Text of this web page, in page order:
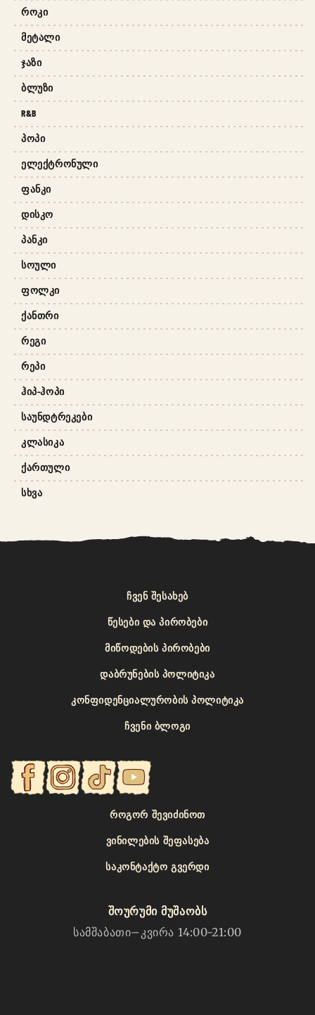
ᲠᲝᲙᲘ
ᲛᲔᲢᲐᲚᲘ
ᲯᲐᲖᲘ
ᲑᲚᲣᲖᲘ
R&B
ᲞᲝᲞᲘ
ᲔᲚᲔᲥᲢᲠᲝᲜᲣᲚᲘ
ᲤᲐᲜᲙᲘ
ᲓᲘᲡᲙᲝ
ᲞᲐᲜᲙᲘ
ᲡᲝᲣᲚᲘ
ᲤᲝᲚᲙᲘ
ᲥᲐᲜᲗᲠᲘ
ᲠᲔᲒᲘ
ᲠᲔᲞᲘ
ᲰᲘᲞ-ᲰᲝᲞᲘ
ᲡᲐᲣᲜᲓᲢᲠᲔᲙᲔᲑᲘ
ᲙᲚᲐᲡᲘᲙᲐ
ᲥᲐᲠᲗᲣᲚᲘ
ᲡᲮᲕᲐ
ᲩᲕᲔᲜ ᲨᲔᲡᲐᲮᲔᲑ
ᲬᲔᲡᲔᲑᲘ ᲓᲐ ᲞᲘᲠᲝᲑᲔᲑᲘ
ᲛᲘᲬᲝᲓᲔᲑᲘᲡ ᲞᲘᲠᲝᲑᲔᲑᲘ
ᲓᲐᲑᲠᲣᲜᲔᲑᲘᲡ ᲞᲝᲚᲘᲢᲘᲙᲐ
ᲙᲝᲜᲤᲘᲓᲔᲜᲪᲘᲐᲚᲣᲠᲝᲑᲘᲡ ᲞᲝᲚᲘᲢᲘᲙᲐ
ᲩᲕᲔᲜᲘ ᲑᲚᲝᲒᲘ
ᲠᲝᲒᲝᲠ ᲨᲔᲕᲘᲫᲘᲜᲝᲗ
ᲕᲘᲜᲘᲚᲔᲑᲘᲡ ᲨᲔᲤᲐᲡᲔᲑᲐ
ᲡᲐᲙᲝᲜᲢᲐᲥᲢᲝ ᲒᲕᲔᲠᲓᲘ
შოურუმი მუშაობს
სამშაბათი–კვირა 14:00-21:00